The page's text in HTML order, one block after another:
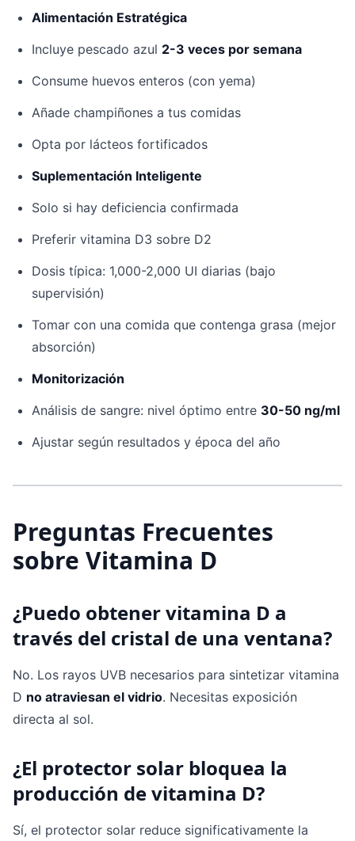
Alimentación Estratégica
Incluye pescado azul 2-3 veces por semana
Consume huevos enteros (con yema)
Añade champiñones a tus comidas
Opta por lácteos fortificados
Suplementación Inteligente
Solo si hay deficiencia confirmada
Preferir vitamina D3 sobre D2
Dosis típica: 1,000-2,000 UI diarias (bajo
supervisión)
Tomar con una comida que contenga grasa (mejor
absorción)
Monitorización
Análisis de sangre: nivel óptimo entre 30-50 ng/ml
Ajustar según resultados y época del año
Preguntas Frecuentes
sobre Vitamina D
¿Puedo obtener vitamina D a
través del cristal de una ventana?
No. Los rayos UVB necesarios para sintetizar vitamina
D no atraviesan el vidrio. Necesitas exposición
directa al sol.
¿El protector solar bloquea la
producción de vitamina D?
Sí, el protector solar reduce significativamente la